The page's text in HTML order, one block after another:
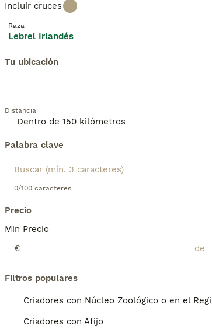
Incluir cruces
Raza
Lebrel Irlandés
Tu ubicación
Distancia
Palabra clave
0/100 caracteres
Precio
Min Precio
€
Filtros populares
Criadores con Núcleo Zoológico o en el
Criadores con Afijo